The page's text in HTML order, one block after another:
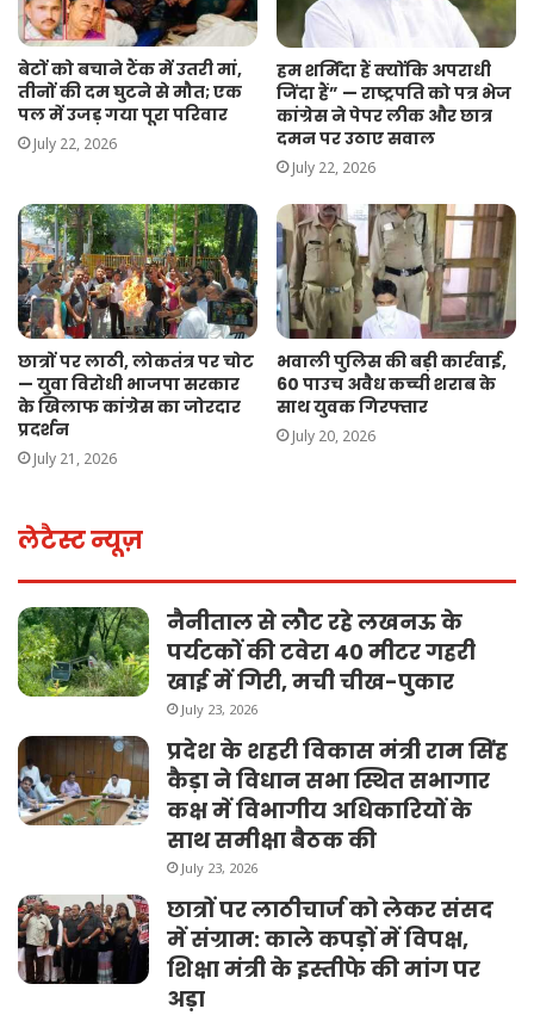
बेटों को बचाने टैंक में उतरी मां,
तीनों की दम घुटने से मौत; एक
पल में उजड़ गया पूरा परिवार
July 22, 2026
हम शर्मिंदा हैं क्योंकि अपराधी
जिंदा हैं” — राष्ट्रपति को पत्र भेज
कांग्रेस ने पेपर लीक और छात्र
दमन पर उठाए सवाल
July 22, 2026
छात्रों पर लाठी, लोकतंत्र पर चोट
— युवा विरोधी भाजपा सरकार
के खिलाफ कांग्रेस का जोरदार
प्रदर्शन
July 21, 2026
भवाली पुलिस की बड़ी कार्रवाई,
60 पाउच अवैध कच्ची शराब के
साथ युवक गिरफ्तार
July 20, 2026
लेटैस्ट न्यूज़
नैनीताल से लौट रहे लखनऊ के
पर्यटकों की टवेरा 40 मीटर गहरी
खाई में गिरी, मची चीख-पुकार
July 23, 2026
प्रदेश के शहरी विकास मंत्री राम सिंह
कैड़ा ने विधान सभा स्थित सभागार
कक्ष में विभागीय अधिकारियों के
साथ समीक्षा बैठक की
July 23, 2026
छात्रों पर लाठीचार्ज को लेकर संसद
में संग्राम: काले कपड़ों में विपक्ष,
शिक्षा मंत्री के इस्तीफे की मांग पर
अड़ा